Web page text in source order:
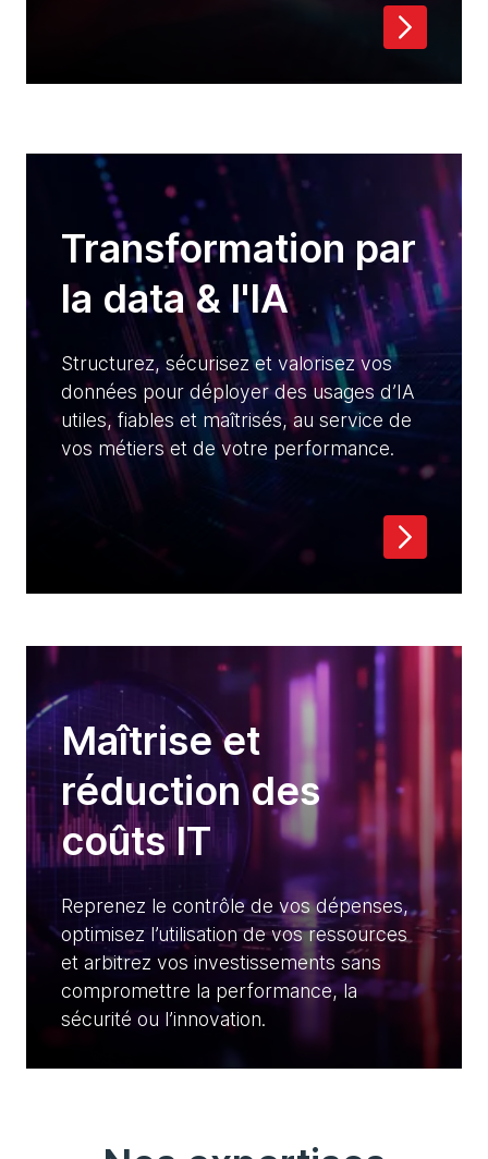
Transformation par
la data & l'IA
Structurez, sécurisez et valorisez vos
données pour déployer des usages d’IA
utiles, fiables et maîtrisés, au service de
vos métiers et de votre performance.
Maîtrise et
réduction des
coûts IT
Reprenez le contrôle de vos dépenses,
optimisez l’utilisation de vos ressources
et arbitrez vos investissements sans
compromettre la performance, la
sécurité ou l’innovation.